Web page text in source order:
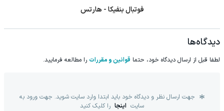
فوتبال بنفیکا - هارتس
دیدگاه‌ها
لطفا قبل از ارسال دیدگاه خود، حتما قوانین و مقررات را مطالعه فرمایید.
جهت ارسال نظر و دیدگاه خود باید ابتدا وارد سایت شوید. جهت ورود به
سایت اینجا را کلیک کنید